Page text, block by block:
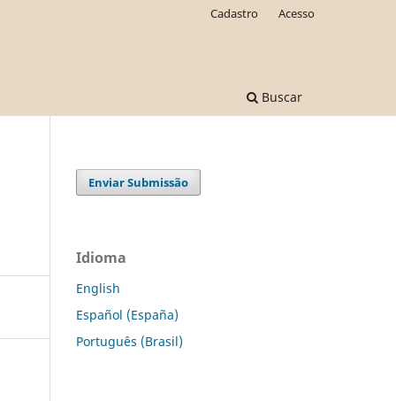
Buscar
Cadastro Acesso
Enviar Submissão
Idioma
English
Español (España)
Português (Brasil)